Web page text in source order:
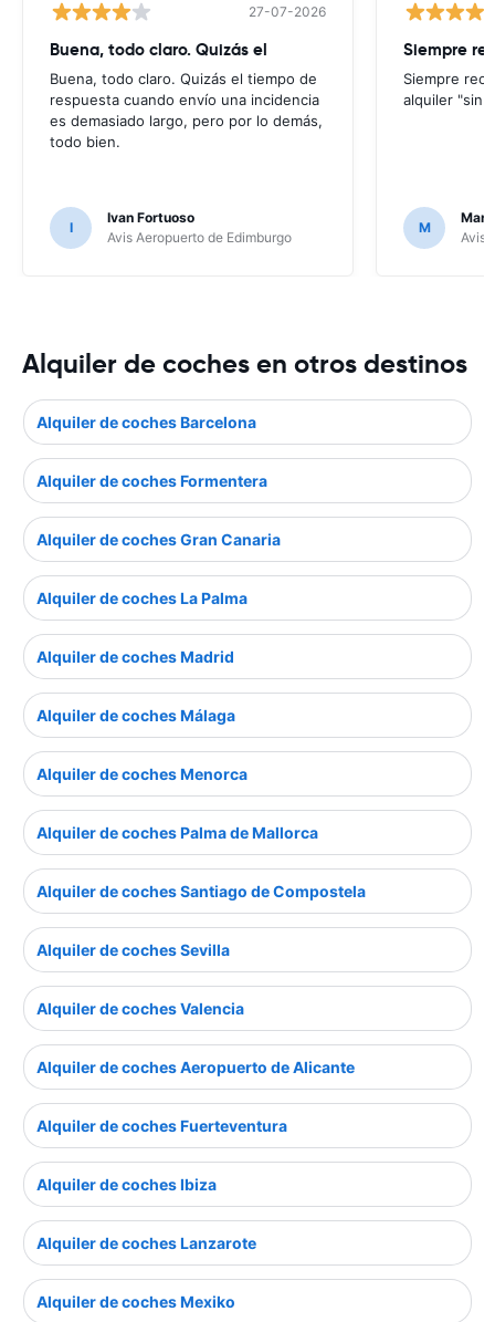
27-07-2026
Buena, todo claro. Quizás el
Buena, todo claro. Quizás el tiempo de
respuesta cuando envío una incidencia
es demasiado largo, pero por lo demás,
todo bien.
I
Ivan Fortuoso
Avis Aeropuerto de Edimburgo
Siempre
Siempre
alquiler "sin
M
Avis
Alquiler de coches en otros destinos
Alquiler de coches Barcelona
Alquiler de coches Formentera
Alquiler de coches Gran Canaria
Alquiler de coches La Palma
Alquiler de coches Madrid
Alquiler de coches Málaga
Alquiler de coches Menorca
Alquiler de coches Palma de Mallorca
Alquiler de coches Santiago de Compostela
Alquiler de coches Sevilla
Alquiler de coches Valencia
Alquiler de coches Aeropuerto de Alicante
Alquiler de coches Fuerteventura
Alquiler de coches Ibiza
Alquiler de coches Lanzarote
Alquiler de coches Mexiko